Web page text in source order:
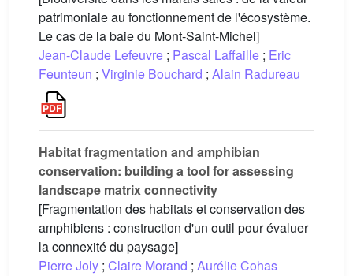
patrimoniale au fonctionnement de l'écosystème.
Le cas de la baie du Mont-Saint-Michel]
Jean-Claude Lefeuvre ; Pascal Laffaille ; Eric
Feunteun ; Virginie Bouchard ; Alain Radureau
Habitat fragmentation and amphibian
conservation: building a tool for assessing
landscape matrix connectivity
[Fragmentation des habitats et conservation des
amphibiens : construction d'un outil pour évaluer
la connexité du paysage]
Pierre Joly ; Claire Morand ; Aurélie Cohas